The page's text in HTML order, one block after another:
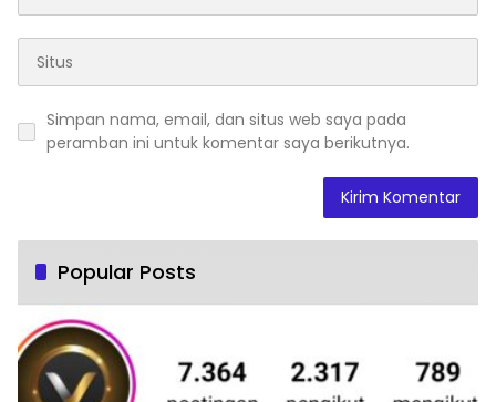
Simpan nama, email, dan situs web saya pada
peramban ini untuk komentar saya berikutnya.
Popular Posts